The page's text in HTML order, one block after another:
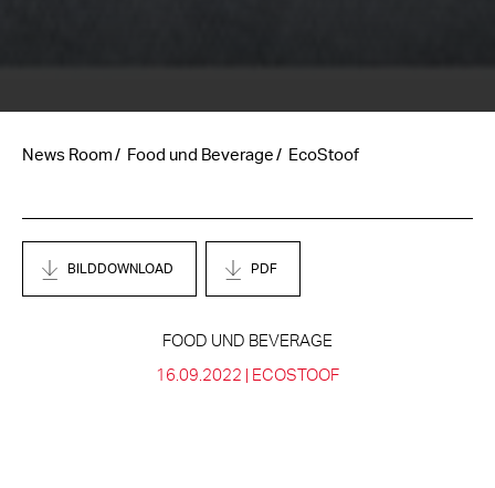
News Room Food und Beverage EcoStoof
BILDDOWNLOAD PDF
FOOD UND BEVERAGE
16.09.2022 | ECOSTOOF